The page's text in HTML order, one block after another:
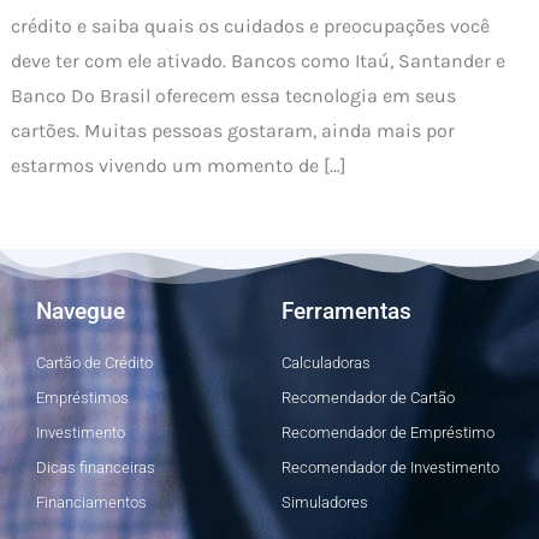
crédito e saiba quais os cuidados e preocupações você
deve ter com ele ativado. Bancos como Itaú, Santander e
Banco Do Brasil oferecem essa tecnologia em seus
cartões. Muitas pessoas gostaram, ainda mais por
estarmos vivendo um momento de […]
Navegue
Cartão de Crédito
Empréstimos
Investimento
Dicas financeiras
Financiamentos
Ferramentas
Calculadoras
Recomendador de Cartão
Recomendador de Empréstimo
Recomendador de Investimento
Simuladores